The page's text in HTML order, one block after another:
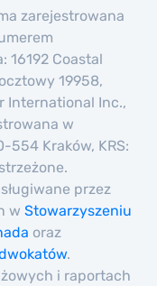
zarejestrowana
16192 Coastal
19958,
International Inc.,
w
554 Kraków, KRS:
przez
w Stowarzyszeniu
oraz
.
i raportach